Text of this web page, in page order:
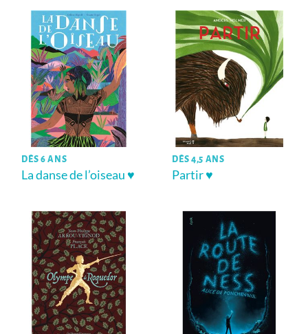
DÈS 6 ANS
La danse de l’oiseau ♥
DÈS 4,5 ANS
Partir ♥